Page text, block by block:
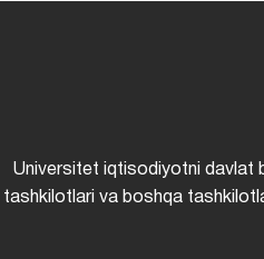
Universitet iqtisodiyotni davlat
tashkilotlari va boshqa